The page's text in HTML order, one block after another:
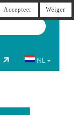
NL
Accepteer Weiger